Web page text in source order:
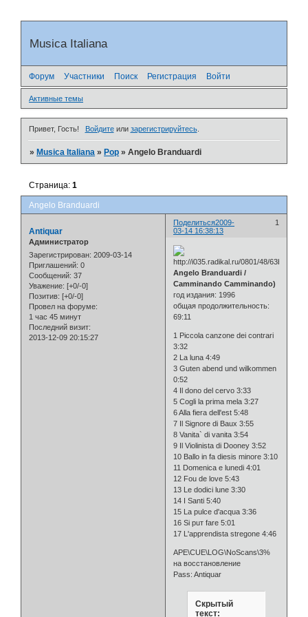
Musica Italiana
Форум Участники Поиск Регистрация Войти
Активные темы
Привет, Гость! Войдитеили зарегистрируйтесь.
»Musica Italiana »Pop »Angelo Branduardi
Angelo Branduardi
Страница:1
Поделиться 1
2009-
03-14 16:38:13
Antiquar
Администратор
Зарегистрирован: 2009-03-14
Приглашений: 0
Сообщений: 37
Уважение: [+0/-0]
Позитив: [+0/-0]
Провел на форуме:
1 час 45 минут
Последний визит:
2013-12-09 20:15:27
Angelo Branduardi /
Camminando Camminando)
год издания: 1996
общая продолжительность:
69:11
1 Piccola canzone dei contrari
3:32
2 La luna 4:49
3 Guten abend und wilkommen
0:52
4 Il dono del cervo 3:33
5 Cogli la prima mela 3:27
6 Alla fiera dell'est 5:48
7 Il Signore di Baux 3:55
8 Vanita` di vanita 3:54
9 Il Violinista di Dooney 3:52
10 Ballo in fa diesis minore 3:10
11 Domenica e lunedi 4:01
12 Fou de love 5:43
13 Le dodici lune 3:30
14 I Santi 5:40
15 La pulce d'acqua 3:36
16 Si puт fare 5:01
17 L'apprendista stregone 4:46
APE\CUE\LOG\NoScans\3%
на восстановление
Pass: Antiquar
Скрытый
текст: